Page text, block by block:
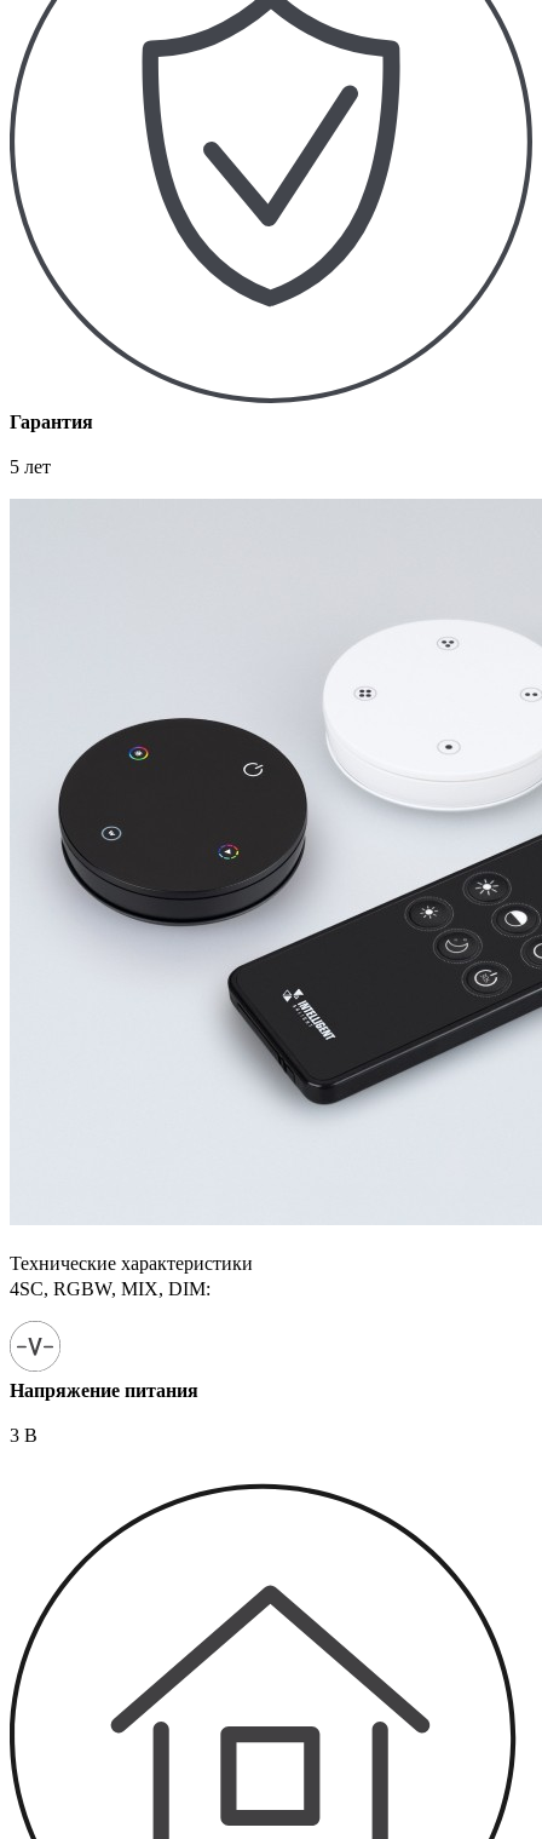
Гарантия
5 лет
Технические характеристики
4SC, RGBW, MIX, DIM:
Напряжение питания
3 В